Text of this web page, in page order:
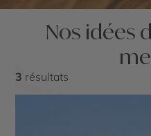
Nos idées
3 résultats